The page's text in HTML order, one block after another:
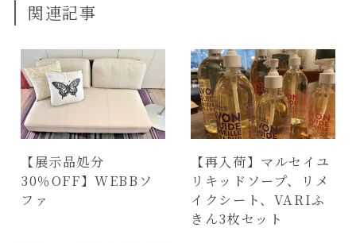
関連記事
【展示品処分
30％OFF】WEBBソ
ファ
【再入荷】マルセイユ
リキッドソープ、リメ
イクシート、VARIふ
きん3枚セット